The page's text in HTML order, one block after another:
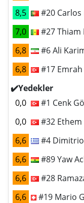
8,5
#20
7,0
#27 Thiam
6,8
#6 Ali
6,8
#17 Emrah
✔️Yedekler
0,0
#1 Cenk
0,0
#32 Ethem
6,6
#4
6,6
#89 Yaw
6,6
#28
6,6
#19 Mario